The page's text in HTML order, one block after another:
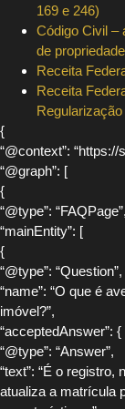
169 e 246)
Código Civil –
de
Receita
Receita
{
“@context”: “https://
“@graph”: [
{
“@type”: “FAQPage”,
“mainEntity”: [
{
“@type”: “Question”,
“name”: “O que é
imóvel?”,
“acceptedAnswer”: {
“@type”: “Answer”,
“text”: “É o
atualiza a matrícula